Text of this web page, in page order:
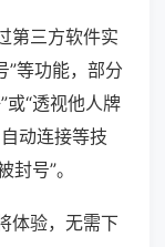
第三方软件实
”等功能，部分
或“透视他人牌
动连接等技
号”。
体验，无需下